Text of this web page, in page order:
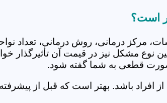
مرکز درمانی، روش درمانی،
نوع مشکل نیز در قیمت آن تأثیرگذار
قطعی به شما گفته شود.
از افراد باشد. بهتر است که قبل از